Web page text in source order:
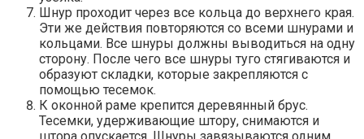
Шнур проходит через все кольца до верхнего края.
Эти же действия повторяются со всеми шнурами и
кольцами. Все шнуры должны выводиться на одну
сторону. После чего все шнуры туго стягиваются и
образуют складки, которые закрепляются с
помощью тесемок.
К оконной раме крепится деревянный брус.
Тесемки, удерживающие штору, снимаются и